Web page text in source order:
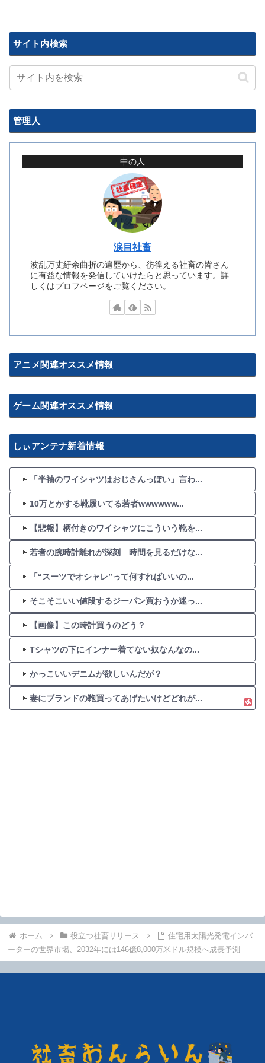
サイト内検索
管理人
中の人
涙目社畜
波乱万丈紆余曲折の遍歴から、彷徨える社畜の皆さん
に有益な情報を発信していけたらと思っています。詳
しくはプロフページをご覧ください。
アニメ関連オススメ情報
ゲーム関連オススメ情報
しぃアンテナ新着情報
「半袖のワイシャツはおじさんっぽい」言わ...
10万とかする靴履いてる若者wwwwww...
【悲報】柄付きのワイシャツにこういう靴を...
若者の腕時計離れが深刻 時間を見るだけな...
「“スーツでオシャレ”って何すればいいの...
そこそこいい値段するジーパン買おうか迷っ...
【画像】この時計買うのどう？
Tシャツの下にインナー着てない奴なんなの...
かっこいいデニムが欲しいんだが？
妻にブランドの鞄買ってあげたいけどどれが...
ホーム 役立つ社畜リリース
住宅用太陽光発電インバ
ーターの世界市場、2032年には146億8,000万米ドル規模へ成長予測